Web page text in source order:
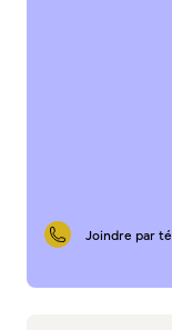
Joindre par
Aide à l’achat